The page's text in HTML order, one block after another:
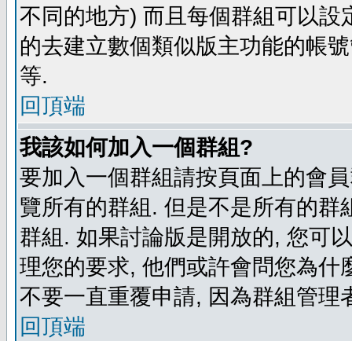
不同的地方) 而且每個群組可以
的去建立數個類似版主功能的帳
等.
回頂端
我該如何加入一個群組?
要加入一個群組請按頁面上的會
覽所有的群組. 但是不是所有的
群組. 如果討論版是開放的, 您可
理您的要求, 他們或許會問您為
不要一直重覆申請, 因為群組管理
回頂端